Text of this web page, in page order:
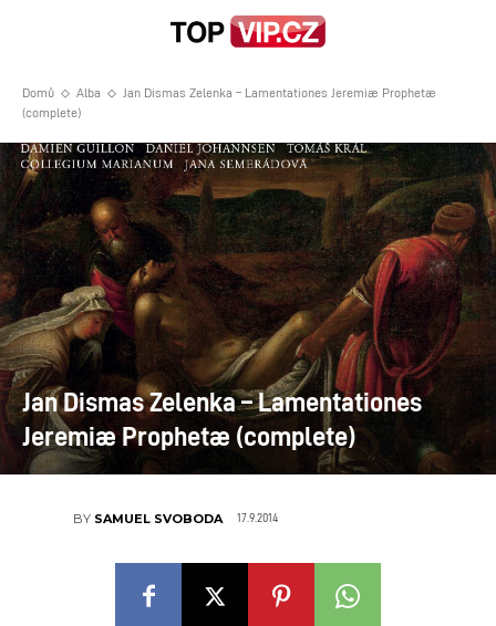
Domů Alba
Jan Dismas Zelenka – Lamentationes Jeremiæ Prophetæ
(complete)
Jan Dismas Zelenka – Lamentationes
Jeremiæ Prophetæ (complete)
BY SAMUEL SVOBODA 17.9.2014